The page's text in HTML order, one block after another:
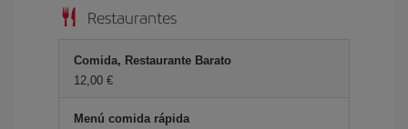
Restaurantes
Comida, Restaurante Barato
12,00 €
Menú comida rápida